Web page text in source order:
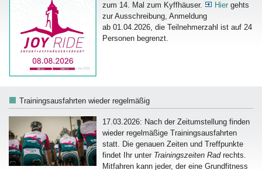
zum 14. Mal zum Kyffhäuser.
Hier gehts
zur Ausschreibung, Anmeldung
ab 01.04.2026, die Teilnehmerzahl ist auf 24
Personen begrenzt.
Trainingsausfahrten wieder regelmäßig
17.03.2026: Nach der Zeitumstellung finden
wieder regelmäßige Trainingsausfahrten
statt. Die genauen Zeiten und Treffpunkte
findet Ihr unter Trainingszeiten Radrechts.
Mitfahren kann jeder, der eine Grundfitness